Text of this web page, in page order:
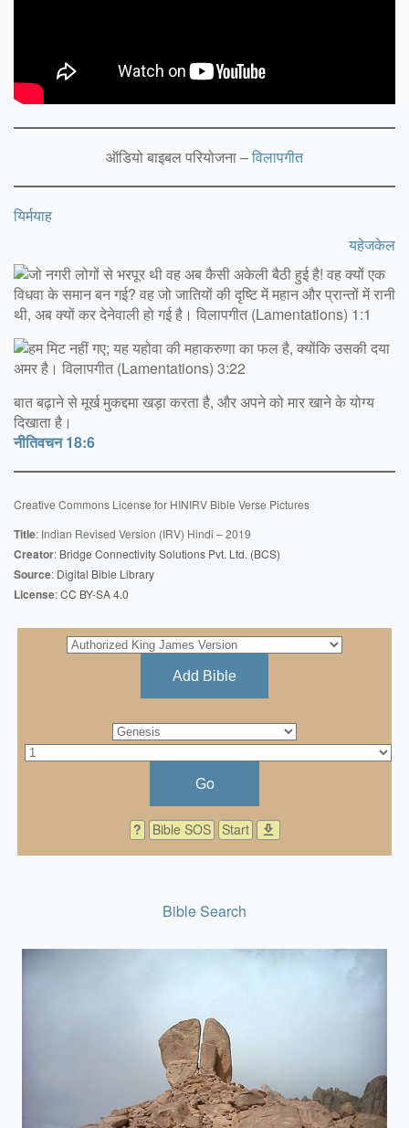
ऑडियो बाइबल परियोजना –विलापगीत
यिर्मयाह
यहेजकेल
बात बढ़ाने से मूर्ख मुकद्दमा खड़ा करता है, और अपने को मार खाने के योग्य
दिखाता है।
नीतिवचन 18:6
Creative Commons License for HINIRV Bible Verse Pictures
Title: Indian Revised Version (IRV) Hindi – 2019
Creator: Bridge Connectivity Solutions Pvt. Ltd. (BCS)
Source: Digital Bible Library
License:CC BY-SA 4.0
Add Bible
Go
? Bible SOS Start download
Bible Search